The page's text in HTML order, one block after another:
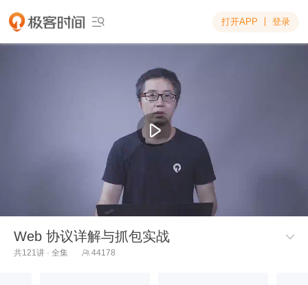
 打开APP 登录
Web 协议详解与抓包实战 
共121讲 · 全集  44178